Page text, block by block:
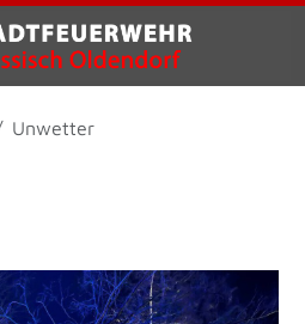
Unwetter